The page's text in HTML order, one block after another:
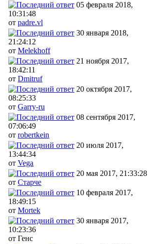
05 февраля 2018,
10:31:48
от padre.vl
30 января 2018,
21:24:12
от Melekhoff
21 ноября 2017,
18:42:11
от Dmitruf
20 октября 2017,
08:25:33
от Garry-ru
08 сентября 2017,
07:06:49
от robertkein
20 июля 2017,
13:44:34
от Vega
20 мая 2017, 21:33:28
от Старче
10 февраля 2017,
18:49:15
от Mortek
30 января 2017,
10:23:36
от Генс